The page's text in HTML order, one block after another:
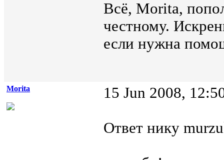
Всё, Morita,
честному.
если нужна
Morita 15 Jun 2008,
Ответ нику